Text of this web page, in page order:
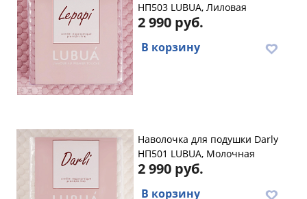
НП503 LUBUA, Лиловая
2 990 руб.
В корзину
Наволочка для подушки Darly
НП501 LUBUA, Молочная
2 990 руб.
В корзину